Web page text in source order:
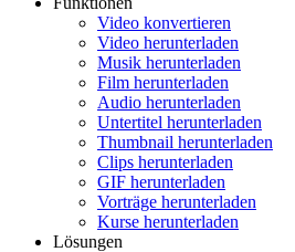
Video konvertieren
Video herunterladen
Musik herunterladen
Film herunterladen
Audio herunterladen
Untertitel herunterladen
Thumbnail herunterladen
Clips herunterladen
GIF herunterladen
Vorträge herunterladen
Kurse herunterladen
Lösungen